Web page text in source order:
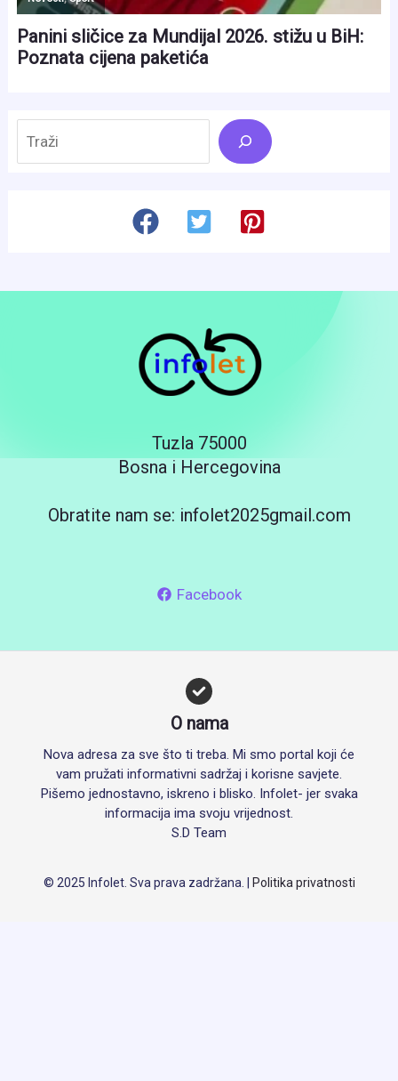
Search
Tuzla 75000
Bosna i Hercegovina
Obratite nam se: infolet2025gmail.com
Facebook
O nama
Nova adresa za sve što ti treba. Mi smo portal koji će
vam pružati informativni sadržaj i korisne savjete.
Pišemo jednostavno, iskreno i blisko. Infolet- jer svaka
informacija ima svoju vrijednost.
S.D Team
© 2025 Infolet. Sva prava zadržana. | Politika privatnosti